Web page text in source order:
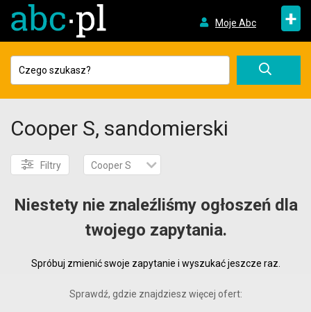
Moje Abc +
Cooper S, sandomierski
Filtry Cooper S
Niestety nie znaleźliśmy ogłoszeń dla
twojego zapytania.
Spróbuj zmienić swoje zapytanie i wyszukać jeszcze raz.
Sprawdź, gdzie znajdziesz więcej ofert: